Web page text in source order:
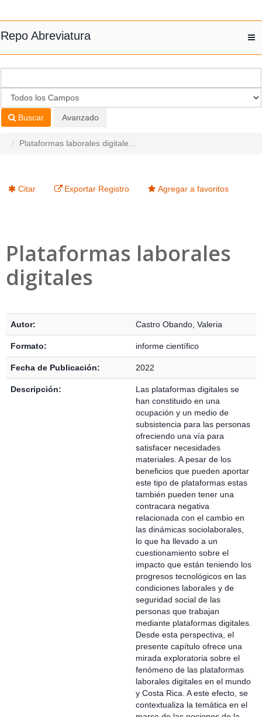
Repo Abreviatura
Buscar Avanzado
Plataformas laborales digitale...
Citar Exportar Registro Agregar a favoritos
Plataformas laborales
digitales
Autor: Castro Obando, Valeria
Formato: informe científico
Fecha de Publicación: 2022
Descripción:
Las plataformas digitales se
han constituido en una
ocupación y un medio de
subsistencia para las personas
ofreciendo una vía para
satisfacer necesidades
materiales. A pesar de los
beneficios que pueden aportar
este tipo de plataformas estas
también pueden tener una
contracara negativa
relacionada con el cambio en
las dinámicas sociolaborales,
lo que ha llevado a un
cuestionamiento sobre el
impacto que están teniendo los
progresos tecnológicos en las
condiciones laborales y de
seguridad social de las
personas que trabajan
mediante plataformas digitales.
Desde esta perspectiva, el
presente capítulo ofrece una
mirada exploratoria sobre el
fenómeno de las plataformas
laborales digitales en el mundo
y Costa Rica. A este efecto, se
contextualiza la temática en el